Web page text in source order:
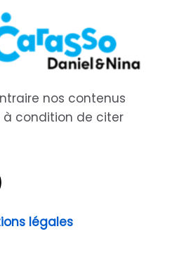
nos contenus
à condition de citer
légales